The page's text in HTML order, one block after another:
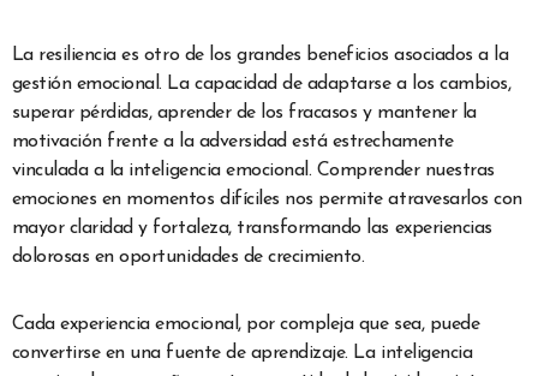
La resiliencia es otro de los grandes beneficios asociados a la
gestión emocional. La capacidad de adaptarse a los cambios,
superar pérdidas, aprender de los fracasos y mantener la
motivación frente a la adversidad está estrechamente
vinculada a la inteligencia emocional. Comprender nuestras
emociones en momentos difíciles nos permite atravesarlos con
mayor claridad y fortaleza, transformando las experiencias
dolorosas en oportunidades de crecimiento.
Cada experiencia emocional, por compleja que sea, puede
convertirse en una fuente de aprendizaje. La inteligencia